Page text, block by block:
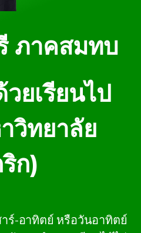
ภาคสมทบ
วยเรียนไป
วิทยาลัย
ริก)
ร์-อาทิตย์ หรือวันอาทิตย์